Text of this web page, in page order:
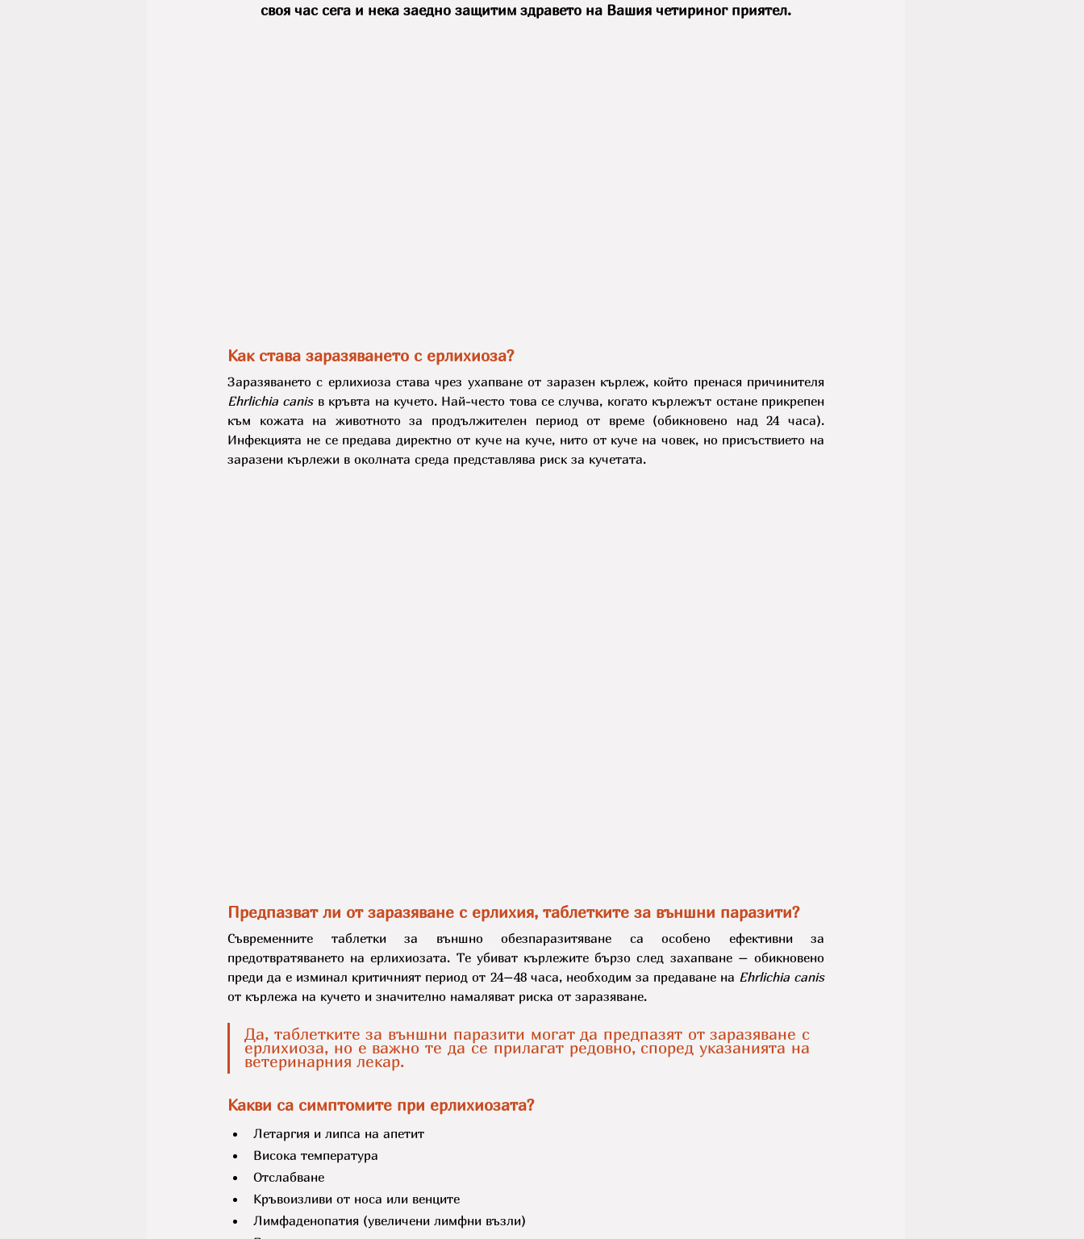
своя час сега и нека заедно защитим здравето на Вашия четириног приятел.
Как става заразяването с ерлихиоза?
Ehrlichia canis в кръвта на кучето. Най-често това се случва, когато кърлежът остане прикрепен
към кожата на животното за продължителен период от време (обикновено над 24 часа).
Инфекцията не се предава директно от куче на куче, нито от куче на човек, но присъствието на
заразени кърлежи в околната среда представлява риск за кучетата.
Предпазват ли от заразяване с ерлихия, таблетките за външни паразити?
Съвременните таблетки за външно обезпаразитяване са особено ефективни за
предотвратяването на ерлихиозата. Те убиват кърлежите бързо след захапване – обикновено
преди да е изминал критичният период от 24–48 часа, необходим за предаване на
Ehrlichia canis
от кърлежа на кучето и значително намаляват риска от заразяване.
Да, таблетките за външни паразити могат да предпазят от заразяване с
ерлихиоза, но е важно те да се прилагат редовно, според указанията на
ветеринарния лекар.
Какви са симптомите при ерлихиозата?
Летаргия и липса на апетит
Висока температура
Отслабване
Кръвоизливи от носа или венците
Лимфаденопатия (увеличени лимфни възли)